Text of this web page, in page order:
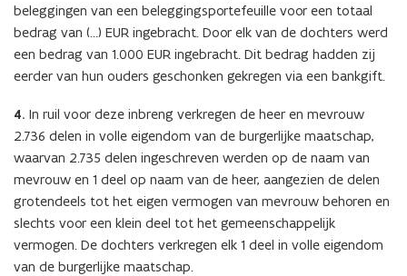
beleggingen van een beleggingsportefeuille voor een totaal
bedrag van (…) EUR ingebracht. Door elk van de dochters werd
een bedrag van 1.000 EUR ingebracht. Dit bedrag hadden zij
eerder van hun ouders geschonken gekregen via een bankgift.
4. In ruil voor deze inbreng verkregen de heer en mevrouw
2.736 delen in volle eigendom van de burgerlijke maatschap,
waarvan 2.735 delen ingeschreven werden op de naam van
mevrouw en 1 deel op naam van de heer, aangezien de delen
grotendeels tot het eigen vermogen van mevrouw behoren en
slechts voor een klein deel tot het gemeenschappelijk
vermogen. De dochters verkregen elk 1 deel in volle eigendom
van de burgerlijke maatschap.